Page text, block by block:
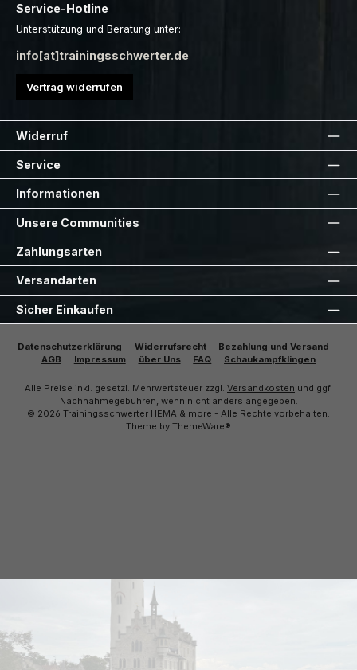
Service-Hotline
Unterstützung und Beratung unter:
info[at]trainingsschwerter.de
Vertrag widerrufen
Widerruf
Service
Informationen
Unsere Communities
Zahlungsarten
Versandarten
Sicher Einkaufen
Datenschutzerklärung Widerrufsrecht
Bezahlung und Versand
AGB
Impressum über Uns FAQ Schaukampfklingen
Alle Preise inkl. gesetzl. Mehrwertsteuer zzgl. Versandkosten und ggf.
Nachnahmegebühren, wenn nicht anders angegeben.
© 2026 Trainingsschwerter HEMA & more - Alle Rechte vorbehalten.
Theme by ThemeWare®